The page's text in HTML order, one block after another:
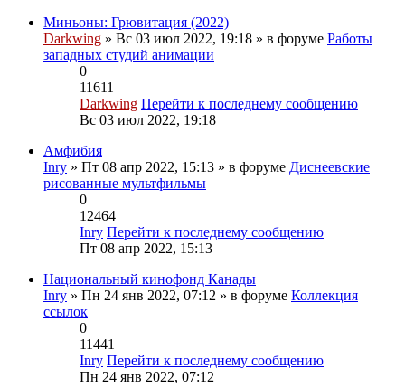
Миньоны: Грювитация (2022)
Darkwing » Вс 03 июл 2022, 19:18 » в форуме Работы
западных студий анимации
0
11611
Darkwing Перейти к последнему сообщению
Вс 03 июл 2022, 19:18
Амфибия
Inry » Пт 08 апр 2022, 15:13 » в форуме Диснеевские
рисованные мультфильмы
0
12464
Inry Перейти к последнему сообщению
Пт 08 апр 2022, 15:13
Национальный кинофонд Канады
Inry » Пн 24 янв 2022, 07:12 » в форуме Коллекция
ссылок
0
11441
Inry Перейти к последнему сообщению
Пн 24 янв 2022, 07:12